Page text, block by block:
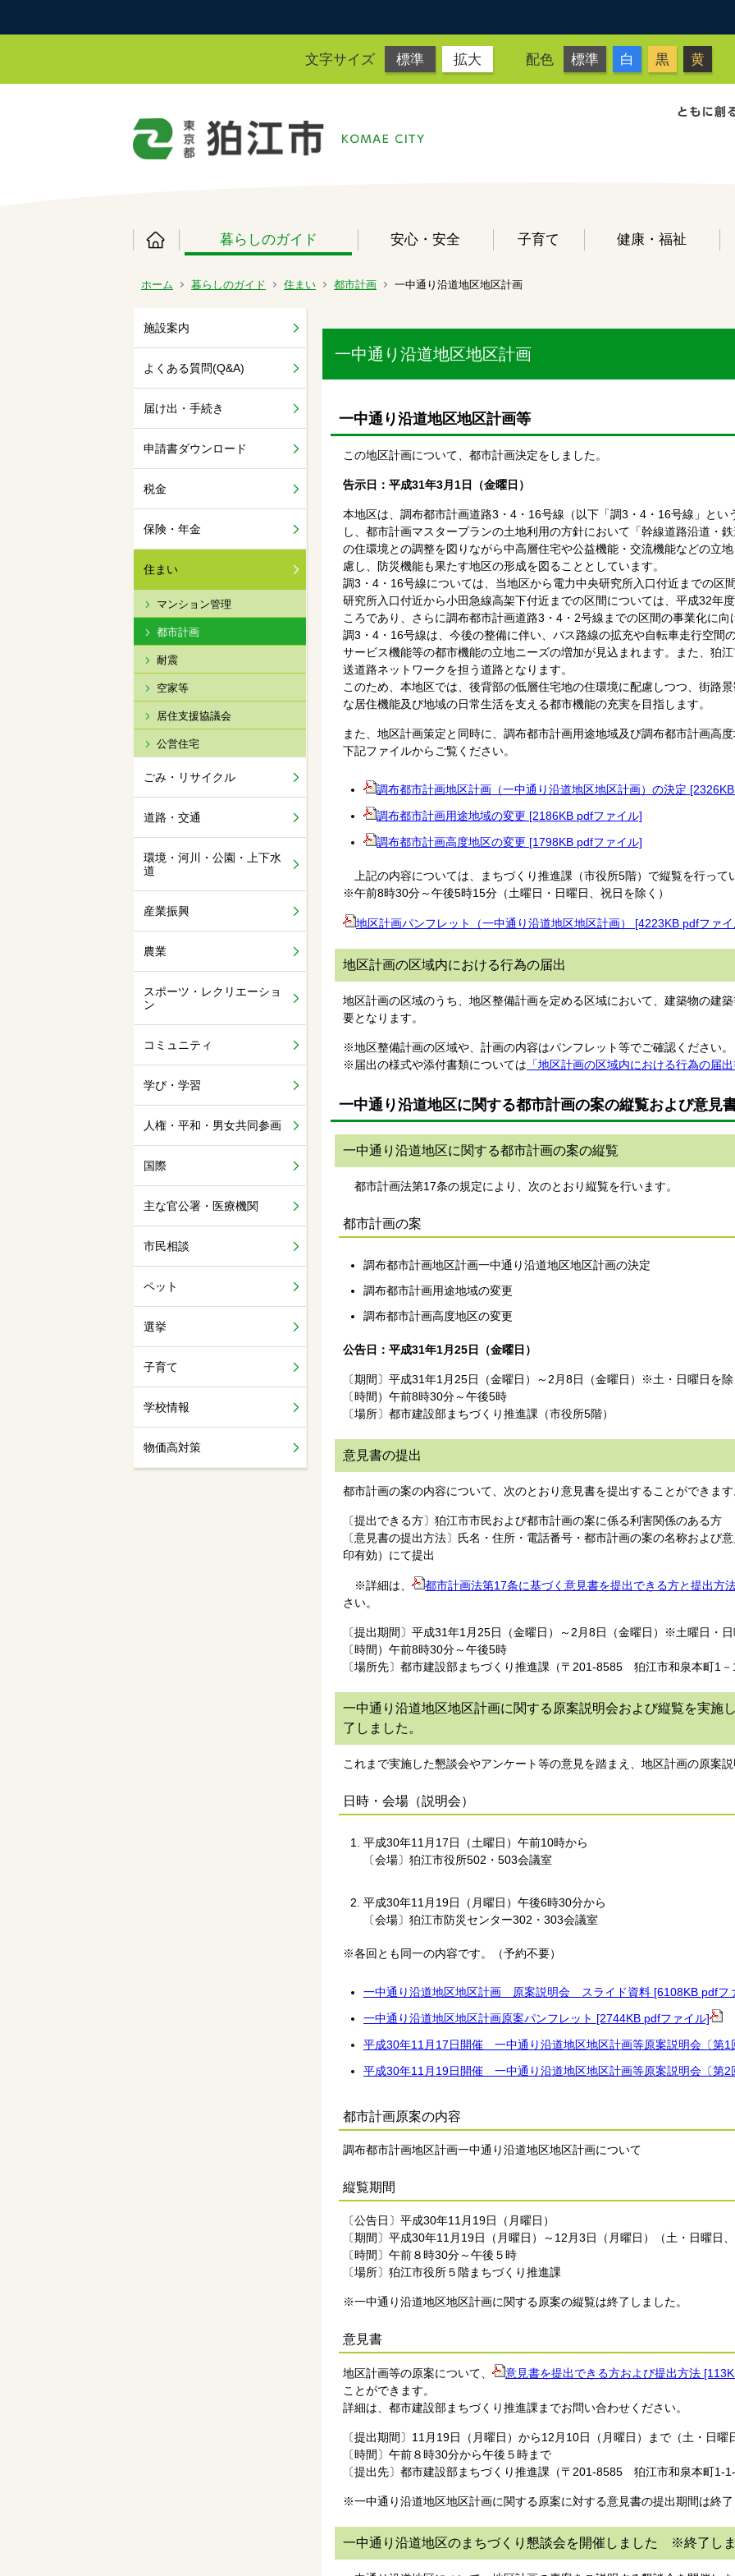
文字サイズ 標準 拡大 配色 標準 白 黒 黄
暮らしのガイド 安心・安全 子育て 健康・福祉
ホーム 暮らしのガイド 住まい 都市計画 一中通り沿道地区地区計画
施設案内
よくある質問(Q&A)
届け出・手続き
申請書ダウンロード
税金
保険・年金
住まい
マンション管理
都市計画
耐震
空家等
居住支援協議会
公営住宅
ごみ・リサイクル
道路・交通
環境・河川・公園・上下水
道
産業振興
農業
スポーツ・レクリエーショ
ン
コミュニティ
学び・学習
人権・平和・男女共同参画
国際
主な官公署・医療機関
市民相談
ペット
選挙
子育て
学校情報
物価高対策
一中通り沿道地区地区計画
一中通り沿道地区地区計画等
この地区計画について、都市計画決定をしました。
告示日：平成31年3月1日（金曜日）
本地区は、調布都市計画道路3・4・16号線（以下「調3・4・16号線」とい
し、都市計画マスタープランの土地利用の方針において「幹線道路沿道・
の住環境との調整を図りながら中高層住宅や公益機能・交流機能などの立
慮し、防災機能も果たす地区の形成を図ることとしています。
調3・4・16号線については、当地区から電力中央研究所入口付近までの区
研究所入口付近から小田急線高架下付近までの区間については、平成32年
ころであり、さらに調布都市計画道路3・4・2号線までの区間の事業化に向
調3・4・16号線は、今後の整備に伴い、バス路線の拡充や自転車走行空間
サービス機能等の都市機能の立地ニーズの増加が見込まれます。また、狛
送道路ネットワークを担う道路となります。
このため、本地区では、後背部の低層住宅地の住環境に配慮しつつ、街路
な居住機能及び地域の日常生活を支える都市機能の充実を目指します。
また、地区計画策定と同時に、調布都市計画用途地域及び調布都市計画高度
下記ファイルからご覧ください。
調布都市計画地区計画（一中通り沿道地区地区計画）の決定
調布都市計画用途地域の変更 [2186KB pdfファイル]
調布都市計画高度地区の変更 [1798KB pdfファイル]
上記の内容については、まちづくり推進課（市役所5階）で縦覧を行って
※午前8時30分～午後5時15分（土曜日・日曜日、祝日を除く）
地区計画パンフレット（一中通り沿道地区地区計画） [4223KB pdfファイ
地区計画の区域内における行為の届出
地区計画の区域のうち、地区整備計画を定める区域において、建築物の建
要となります。
※地区整備計画の区域や、計画の内容はパンフレット等でご確認ください。
※届出の様式や添付書類については 「地区計画の区域内における行為の届
一中通り沿道地区に関する都市計画の案の縦覧および意見
一中通り沿道地区に関する都市計画の案の縦覧
都市計画法第17条の規定により、次のとおり縦覧を行います。
都市計画の案
調布都市計画地区計画一中通り沿道地区地区計画の決定
調布都市計画用途地域の変更
調布都市計画高度地区の変更
公告日：平成31年1月25日（金曜日）
〔期間〕平成31年1月25日（金曜日）～2月8日（金曜日）※土・日曜日を除
〔時間）午前8時30分～午後5時
〔場所〕都市建設部まちづくり推進課（市役所5階）
意見書の提出
都市計画の案の内容について、次のとおり意見書を提出することができます
〔提出できる方〕狛江市市民および都市計画の案に係る利害関係のある方
〔意見書の提出方法〕氏名・住所・電話番号・都市計画の案の名称および
印有効）にて提出
※詳細は、 都市計画法第17条に基づく意見書を提出できる方と提出方
さい。
〔提出期間〕平成31年1月25日（金曜日）～2月8日（金曜日）※土曜日・日
〔時間）午前8時30分～午後5時
〔場所先〕都市建設部まちづくり推進課（〒201-8585 狛江市和泉本町1
一中通り沿道地区地区計画に関する原案説明会および縦覧を実
了しました。
これまで実施した懇談会やアンケート等の意見を踏まえ、地区計画の原案説
日時・会場（説明会）
平成30年11月17日（土曜日）午前10時から
〔会場〕狛江市役所502・503会議室
平成30年11月19日（月曜日）午後6時30分から
〔会場〕狛江市防災センター302・303会議室
※各回とも同一の内容です。（予約不要）
一中通り沿道地区地区計画 原案説明会 スライド資料 [6108KB pdfフ
一中通り沿道地区地区計画原案パンフレット [2744KB pdfファイル]
平成30年11月17日開催 一中通り沿道地区地区計画等原案説明会〔第1
平成30年11月19日開催 一中通り沿道地区地区計画等原案説明会〔第2
都市計画原案の内容
調布都市計画地区計画一中通り沿道地区地区計画について
縦覧期間
〔公告日〕平成30年11月19日（月曜日）
〔期間〕平成30年11月19日（月曜日）～12月3日（月曜日）（土・日曜日、
〔時間〕午前８時30分～午後５時
〔場所〕狛江市役所５階まちづくり推進課
※一中通り沿道地区地区計画に関する原案の縦覧は終了しました。
意見書
地区計画等の原案について、 意見書を提出できる方および提出方法
ことができます。
詳細は、都市建設部まちづくり推進課までお問い合わせください。
〔提出期間〕11月19日（月曜日）から12月10日（月曜日）まで（土・日曜
〔時間〕午前８時30分から午後５時まで
〔提出先〕都市建設部まちづくり推進課（〒201-8585 狛江市和泉本町1-
※一中通り沿道地区地区計画に関する原案に対する意見書の提出期間は終了
一中通り沿道地区のまちづくり懇談会を開催しました ※終了しま